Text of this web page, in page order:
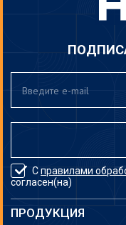
Справилами
согласен(на)
ПРОДУКЦИЯ